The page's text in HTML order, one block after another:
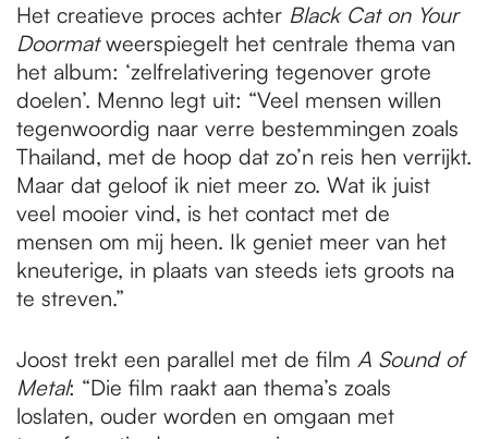
Het creatieve proces achter Black Cat on Your
Doormatweerspiegelt het centrale thema van
het album: ‘zelfrelativering tegenover grote
doelen’. Menno legt uit: “Veel mensen willen
tegenwoordig naar verre bestemmingen zoals
Thailand, met de hoop dat zo’n reis hen verrijkt.
Maar dat geloof ik niet meer zo. Wat ik juist
veel mooier vind, is het contact met de
mensen om mij heen. Ik geniet meer van het
kneuterige, in plaats van steeds iets groots na
te streven.”
Joost trekt een parallel met de film A Sound of
Metal: “Die film raakt aan thema’s zoals
loslaten, ouder worden en omgaan met